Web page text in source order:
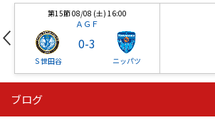
第15節 08/08 (土) 16:00
ＡＧＦ
Ｓ世田谷
0-3
ニッパツ
ニッパツ
ブログ